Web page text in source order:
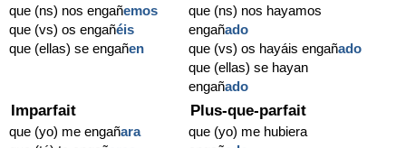
que (ns) nos engañemos
que (vs) os engañéis
que (ellas) se engañen
que (ns) nos hayamos
engañado
que (vs) os hayáis engañado
que (ellas) se hayan
engañado
Imparfait
que (yo) me engañara
Plus-que-parfait
que (yo) me hubiera